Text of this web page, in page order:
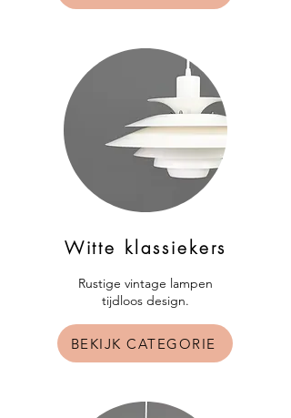
Witte klassiekers
Rustige vintage lampen
tijdloos design.
BEKIJK CATEGORIE